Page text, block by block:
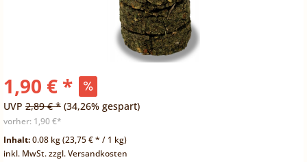
1,90 € *
UVP 2,89 € * (34,26% gespart)
vorher: 1,90 €*
Inhalt:0.08 kg (23,75 € * / 1 kg)
inkl. MwSt.zzgl. Versandkosten